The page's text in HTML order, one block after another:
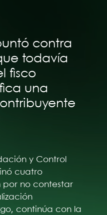
contra
todavía
fisco
una
y Control
cuatro
por no contestar
continúa con la